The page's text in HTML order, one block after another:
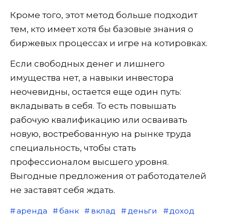
Кроме того, этот метод больше подходит
тем, кто имеет хотя бы базовые знания о
биржевых процессах и игре на котировках.
Если свободных денег и лишнего
имущества нет, а навыки инвестора
неочевидны, остается еще один путь:
вкладывать в себя. То есть повышать
рабочую квалификацию или осваивать
новую, востребованную на рынке труда
специальность, чтобы стать
профессионалом высшего уровня.
Выгодные предложения от работодателей
не заставят себя ждать.
аренда банк вклад деньги
доход